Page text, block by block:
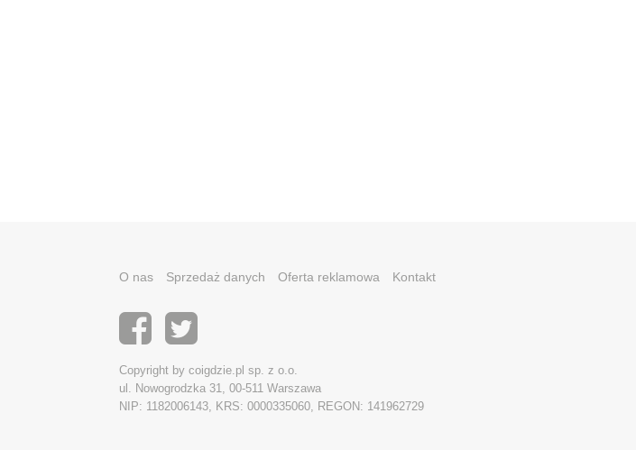
O nas Sprzedaż danych Oferta reklamowa Kontakt
Copyright by coigdzie.pl sp. z o.o.
ul. Nowogrodzka 31, 00-511 Warszawa
NIP: 1182006143, KRS: 0000335060, REGON: 141962729